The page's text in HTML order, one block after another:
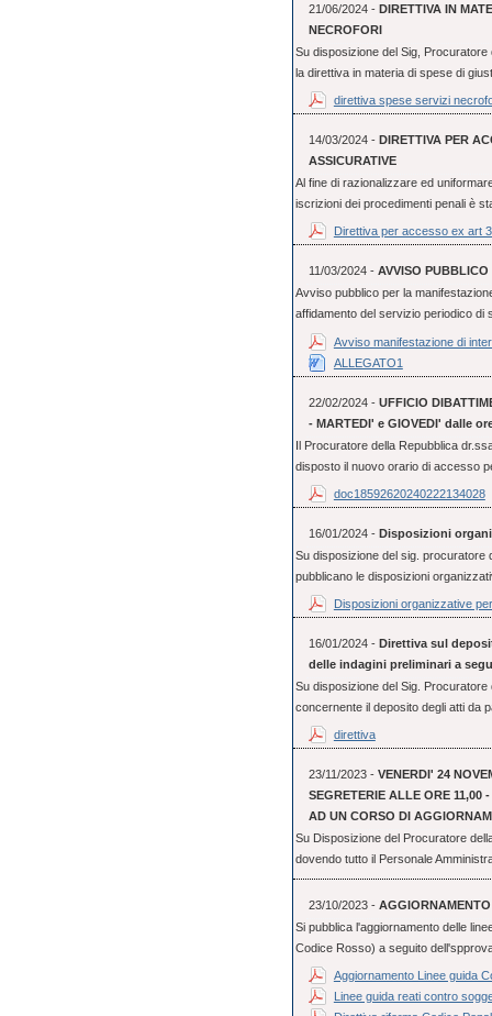
21/06/2024 - DIRETTIVA IN
NECROFORI
Su disposizione del Sig,
la direttiva in materia di spese di
direttiva spese servizi
14/03/2024 - DIRETTIVA PER
ASSICURATIVE
Al fine di razionalizzare ed
iscrizioni dei procedimenti penali è
Direttiva per accesso ex art
11/03/2024 - AVVISO PUBBLICO
Avviso pubblico per la
affidamento del servizio periodico
Avviso manifestazione di
ALLEGATO1
22/02/2024 - UFFICIO
- MARTEDI' e GIOVEDI' dalle
Il Procuratore della Repubblica
disposto il nuovo orario di accesso
doc18592620240222134028
16/01/2024 - Disposizioni
Su disposizione del sig. procuratore
pubblicano le disposizioni
Disposizioni organizzative
16/01/2024 - Direttiva sul
delle indagini preliminari a
Su disposizione del Sig.
concernente il deposito degli atti da
direttiva
23/11/2023 - VENERDI' 24
SEGRETERIE ALLE ORE 11,00
AD UN CORSO DI
Su Disposizione del Procuratore
dovendo tutto il Personale
23/10/2023 -
Si pubblica l'aggiornamento delle
Codice Rosso) a seguito
Aggiornamento Linee guida
Linee guida reati contro